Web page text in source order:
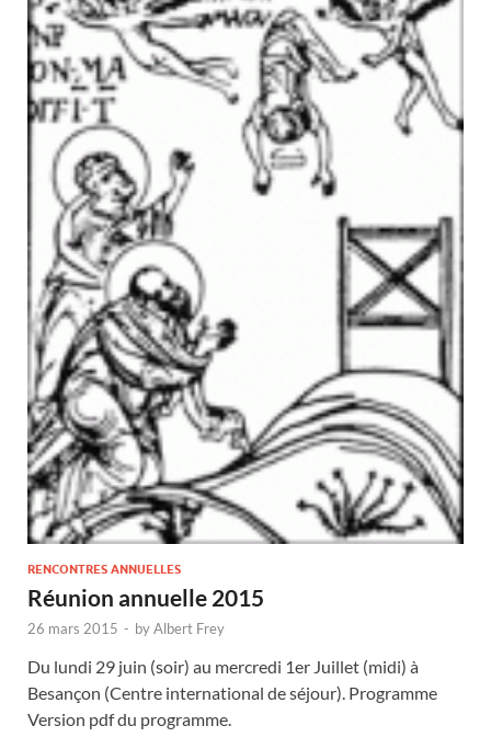
RENCONTRES ANNUELLES
Réunion annuelle 2015
26 mars 2015 - byAlbert Frey
Du lundi 29 juin (soir) au mercredi 1er Juillet (midi) à
Besançon (Centre international de séjour). Programme
Version pdf du programme.